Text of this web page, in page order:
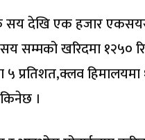
देखि एक हजार
खरिदमा १२५०
प्रतिशत,क्लव हिमालयमा
।